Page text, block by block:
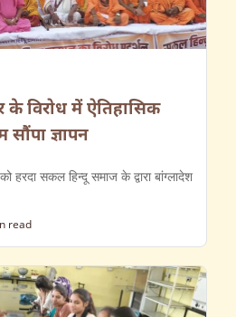
के विरोध में ऐतिहासिक
सौंपा ज्ञापन
हरदा सकल हिन्दू समाज के द्वारा बांग्लादेश
read